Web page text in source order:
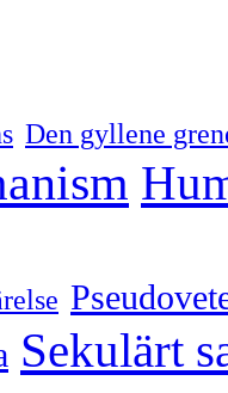
Den gyllene
Sekulärt